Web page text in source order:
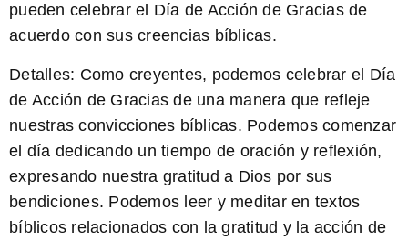
pueden celebrar el Día de Acción de Gracias de
acuerdo con sus creencias bíblicas.
Detalles: Como creyentes, podemos celebrar el Día
de Acción de Gracias de una manera que refleje
nuestras convicciones bíblicas. Podemos comenzar
el día dedicando un tiempo de oración y reflexión,
expresando nuestra gratitud a Dios por sus
bendiciones. Podemos leer y meditar en textos
bíblicos relacionados con la gratitud y la acción de